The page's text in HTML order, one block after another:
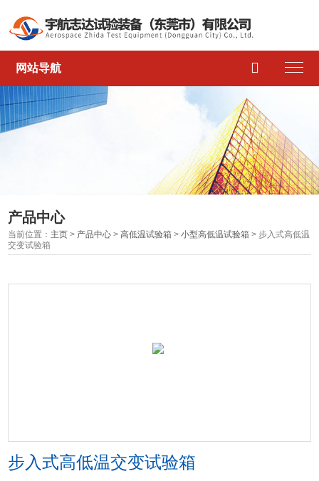
网站导航 
产品中心
当前位置： 主页 > 产品中心 >高低温试验箱 >小型高低温试验箱 > 步入式高低温
交变试验箱
步入式高低温交变试验箱